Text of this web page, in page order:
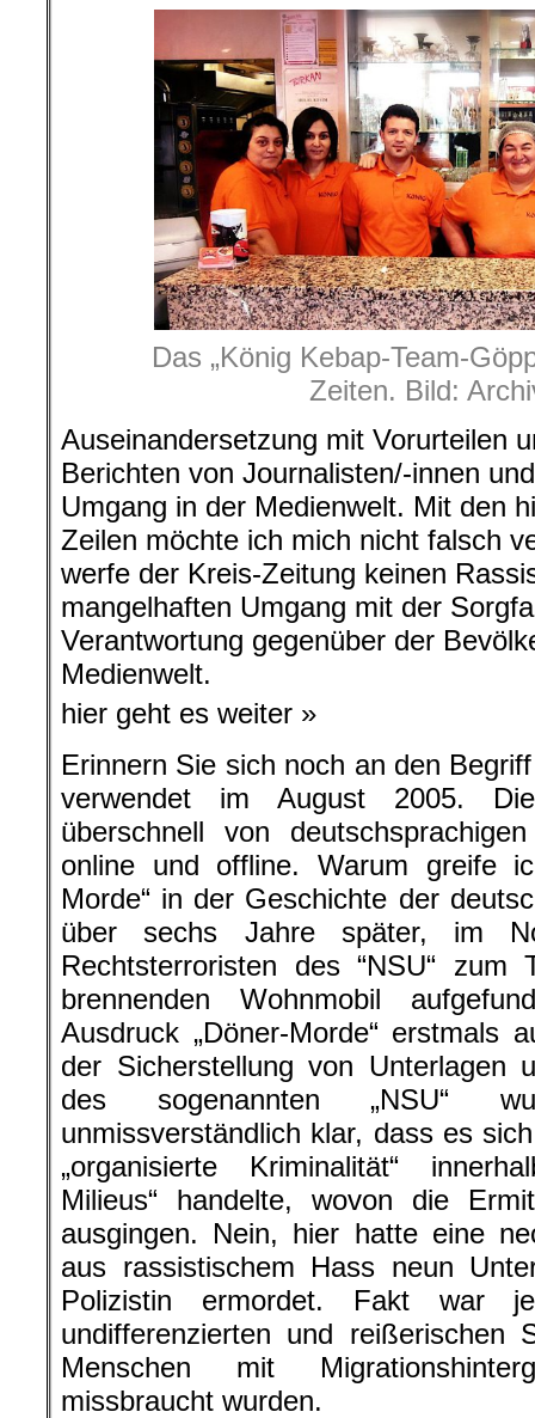
Das „König Kebap-Team-
Zeiten. Bild:
Auseinandersetzung mit Vorurteilen
Berichten von Journalisten/-innen
Umgang in der Medienwelt. Mit den
Zeilen möchte ich mich nicht falsch
werfe der Kreis-Zeitung keinen
mangelhaften Umgang mit der
Verantwortung gegenüber der
Medienwelt.
hier geht es weiter »
Erinnern Sie sich noch an den
verwendet im August 2005.
überschnell von
online und offline. Warum greife
Morde“ in der Geschichte der
über sechs Jahre später, im
Rechtsterroristen des “NSU“ zum
brennenden Wohnmobil
Ausdruck „Döner-Morde“ erstmals
der Sicherstellung von Unterlagen
des sogenannten „NSU“
unmissverständlich klar, dass es
„organisierte Kriminalität“
Milieus“ handelte, wovon die
ausgingen. Nein, hier hatte eine
aus rassistischem Hass neun
Polizistin ermordet. Fakt war
undifferenzierten und reißerischen
Menschen mit
missbraucht wurden.